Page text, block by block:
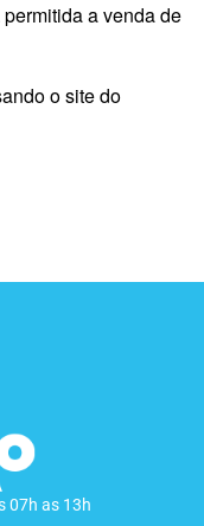
a venda de
o site do
07h as 13h